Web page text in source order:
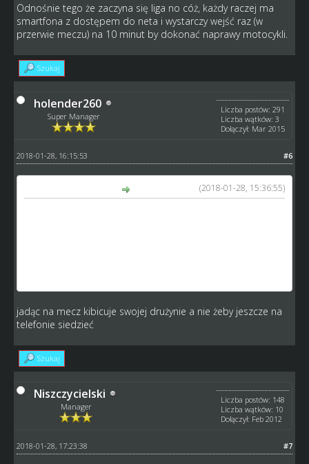
Odnośnie tego że zaczyna się liga no cóż, każdy raczej ma
smartfona z dostępem do neta i wystarczy wejść raz (w
przerwie meczu) na 10 minut by dokonać naprawy motocykli.
Szukaj
holender260
Super Manager
Liczba postów: 291
Liczba wątków: 3
Dołączył: Mar 2015
#6
2018-01-28, 16:15:53
(2018-01-28, 15:36:55)
jadąc na mecz kibicuje swojej drużynie a nie żeby jeszcze na
telefonie siedzieć
Szukaj
Niszczycielski
Manager
Liczba postów: 148
Liczba wątków: 10
Dołączył: Feb 2012
#7
2018-01-28, 17:23:38